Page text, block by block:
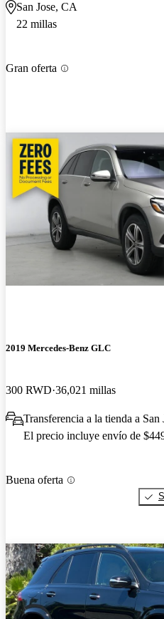
San Jose, CA
22 millas
Gran oferta
2019 Mercedes-Benz GLC
300 RWD 36,021 millas
Transferencia a la tienda a San
El precio incluye envío de
Buena oferta